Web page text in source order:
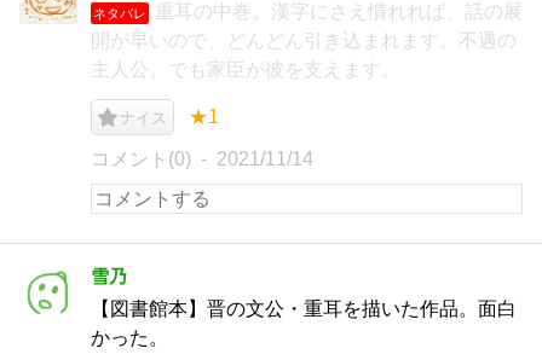
ネタバレ
重耳の中巻。漢字にさえ慣れれば、話の展
開が早いので、どんどん引き込まれます。不遇の
主人公。でも家臣が彼を支えます。
ナイス ★1
コメント(0) 2021/11/14
雪乃
【図書館本】晋の文公・重耳を描いた作品。面白
かった。